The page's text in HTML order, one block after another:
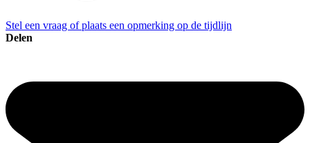
Stel een vraag of plaats een opmerking op de tijdlijn
Delen